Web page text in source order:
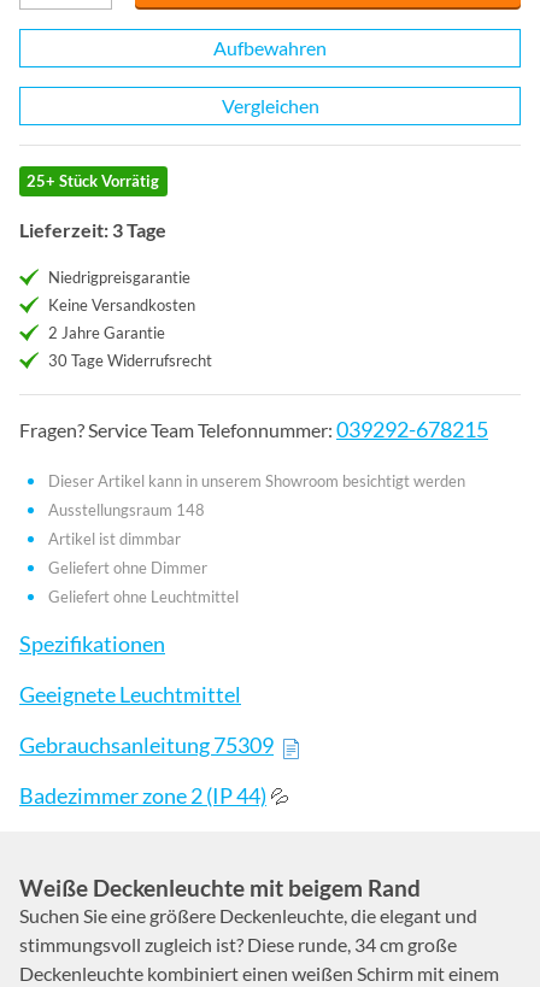
Aufbewahren
Vergleichen
25+ Stück Vorrätig
Lieferzeit: 3 Tage
Niedrigpreisgarantie
Keine Versandkosten
2 Jahre Garantie
30 Tage Widerrufsrecht
Fragen? Service Team Telefonnummer: 039292-678215
Dieser Artikel kann in unserem Showroom besichtigt werden
Ausstellungsraum 148
Artikel ist dimmbar
Geliefert ohne Dimmer
Geliefert ohne Leuchtmittel
Spezifikationen
Geeignete Leuchtmittel
Gebrauchsanleitung 75309
Badezimmer zone 2 (IP 44) 💦
Weiße Deckenleuchte mit beigem Rand
Suchen Sie eine größere Deckenleuchte, die elegant und
stimmungsvoll zugleich ist? Diese runde, 34 cm große
Deckenleuchte kombiniert einen weißen Schirm mit einem